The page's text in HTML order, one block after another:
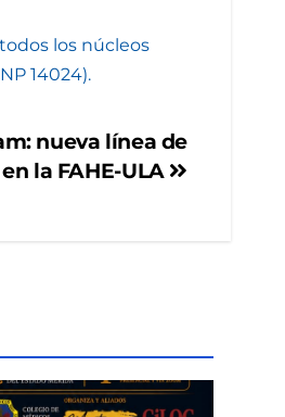
los núcleos
14024).
nueva línea de
la FAHE-ULA